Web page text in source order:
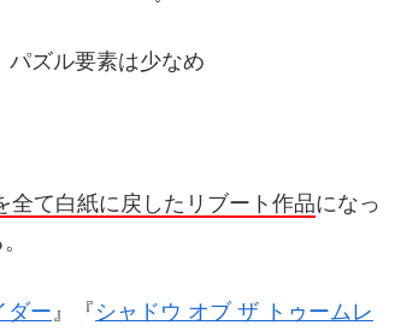
パズル要素は少なめ
全て白紙に戻したリブート作品になっ
ダー 』『 シャドウ オブ ザ トゥームレ